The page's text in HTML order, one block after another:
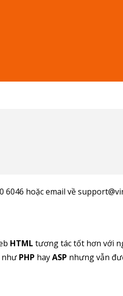
hoặc email về
HTML tương tác tốt hơn với
như PHP hayASP nhưng vẫn